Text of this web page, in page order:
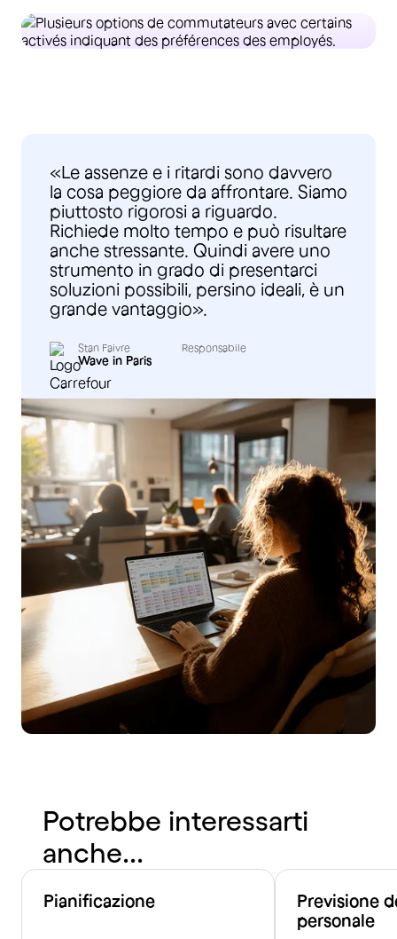
«Le assenze e i ritardi sono davvero
la cosa peggiore da affrontare. Siamo
piuttosto rigorosi a riguardo.
Richiede molto tempo e può risultare
anche stressante. Quindi avere uno
strumento in grado di presentarci
soluzioni possibili, persino ideali, è un
grande vantaggio».
Stan Faivre Responsabile
Wave in Paris
Potrebbe interessarti
anche...
Pianificazione
Previsione
personale